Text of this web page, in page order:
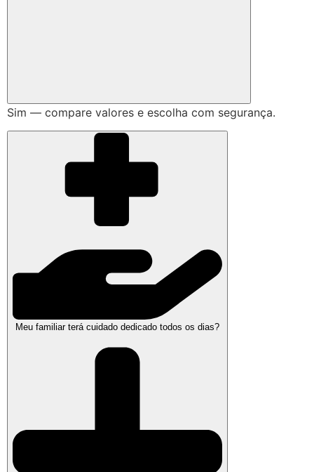
Sim — compare valores e escolha com segurança.
Meu familiar terá cuidado dedicado todos os dias?